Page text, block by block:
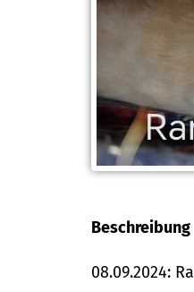
Beschreibung
08.09.2024: